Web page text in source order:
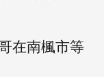
在南楓市等